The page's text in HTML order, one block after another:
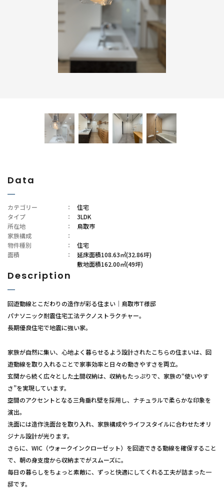
Data
カテゴリー ：
住宅
タイプ
：
3LDK
所在地
：
鳥取市
家族構成
：
物件種別
：
住宅
面積
：
延床面積108.63㎡(32.86坪)
敷地面積162.00㎡(49坪)
Description
回遊動線とこだわりの造作が彩る住まい｜鳥取市T様邸
パナソニック耐震住宅工法テクノストラクチャー。
長期優良住宅で地震に強い家。
家族が自然に集い、心地よく暮らせるよう設計されたこちらの住まいは、回
遊動線を取り入れることで家事効率と日々の動きやすさを両立。
玄関から続く広々とした土間収納は、収納もたっぷりで、家族の“使いやす
さ”を実現しています。
空間のアクセントとなる三角垂れ壁を採用し、ナチュラルで柔らかな印象を
演出。
洗面には造作洗面台を取り入れ、家族構成やライフスタイルに合わせたオリ
ジナル設計が光ります。
さらに、WIC（ウォークインクローゼット）を回遊できる動線を確保すること
で、朝の身支度から収納までがスムーズに。
毎日の暮らしをちょっと素敵に、ずっと快適にしてくれる工夫が詰まった一
邸です。